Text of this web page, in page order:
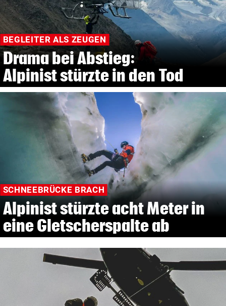
BEGLEITER ALS ZEUGEN
Drama bei Abstieg:
Alpinist stürzte in den Tod
SCHNEEBRÜCKE BRACH
Alpinist stürzte acht Meter in
eine Gletscherspalte ab